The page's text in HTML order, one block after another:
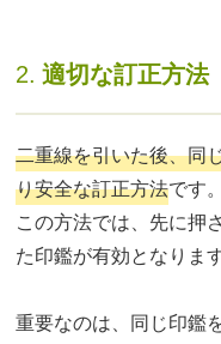
2. 適切な訂正方法
二重線を引いた後、同
り安全な訂正方法です。
この方法では、先に押
た印鑑が有効となります
重要なのは、同じ印鑑